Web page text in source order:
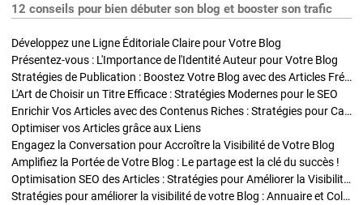
12 conseils pour bien débuter son blog et booster son trafic
Développez une Ligne Éditoriale Claire pour Votre Blog
Présentez-vous : L'Importance de l'Identité Auteur pour Votre Blog
Stratégies de Publication : Boostez Votre Blog avec des Articles Fréquents et Exclusifs
L'Art de Choisir un Titre Efficace : Stratégies Modernes pour le SEO
Enrichir Vos Articles avec des Contenus Riches : Stratégies pour Captiver et Optimiser
Optimiser vos Articles grâce aux Liens
Engagez la Conversation pour Accroître la Visibilité de Votre Blog
Amplifiez la Portée de Votre Blog : Le partage est la clé du succès !
Optimisation SEO des Articles : Stratégies pour Améliorer la Visibilité de Votre Blog
Stratégies pour améliorer la visibilité de votre Blog : Annuaire et Collaborations